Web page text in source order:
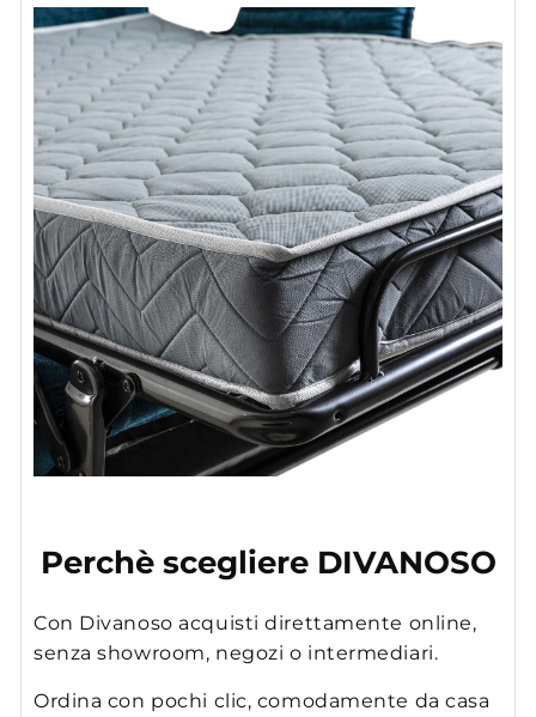
Perchè scegliere DIVANOSO
Con Divanoso acquisti direttamente online,
senza showroom, negozi o intermediari.
Ordina con pochi clic, comodamente da casa